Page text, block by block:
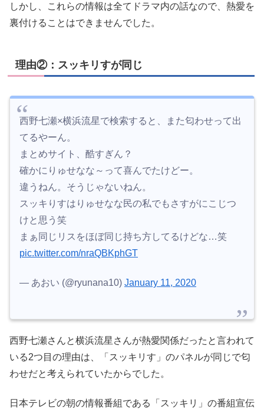
しかし、これらの情報は全てドラマ内の話なので、熱愛を
裏付けることはできませんでした。
理由②：スッキリすが同じ
西野七瀬×横浜流星で検索すると、また匂わせって出
てるやーん。
まとめサイト、酷すぎん？
確かにりゅせなな～って喜んでたけどー。
違うねん。そうじゃないねん。
スッキりすはりゅせなな民の私でもさすがにこじつ
けと思う笑
まぁ同じリスをほぼ同じ持ち方してるけどな…笑
pic.twitter.com/nraQBKphGT
— あおい (@ryunana10) January 11, 2020
西野七瀬さんと横浜流星さんが熱愛関係だったと言われて
いる2つ目の理由は、「スッキリす」のパネルが同じで匂
わせだと考えられていたからでした。
日本テレビの朝の情報番組である「スッキリ」の番組宣伝